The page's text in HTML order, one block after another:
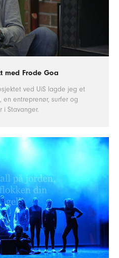
med Frode Goa
ved UiS lagde jeg et
en entreprenør, surfer og
i Stavanger.